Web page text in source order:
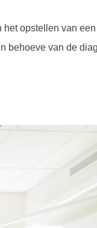
het opstellen van een
behoeve van de